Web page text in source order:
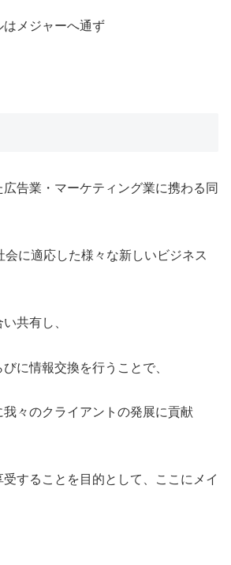
はメジャーへ通ず
告業・マーケティング業に携わる同
会に適応した様々な新しいビジネス
共有し、
に情報交換を行うことで、
々のクライアントの発展に貢献
することを目的として、ここにメイ